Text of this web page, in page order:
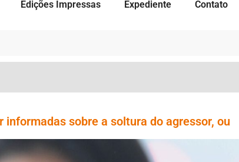
Edições Impressas Expediente Contato
sobre a soltura do agressor, ou